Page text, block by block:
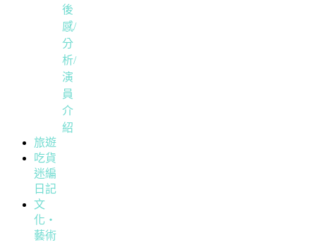
後
感/
分
析/
演
員
介
紹
旅遊
吃貨
迷編
日記
文
化・
藝術